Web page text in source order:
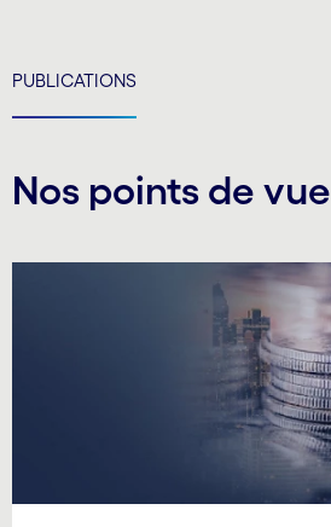
PUBLICATIONS
Nos points de vue